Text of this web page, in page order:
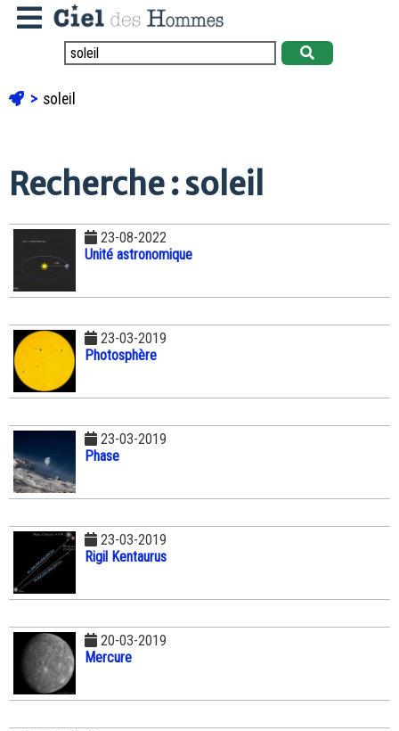
soleil
Recherche : soleil
23-08-2022
Unité astronomique
23-03-2019
Photosphère
23-03-2019
Phase
23-03-2019
Rigil Kentaurus
20-03-2019
Mercure